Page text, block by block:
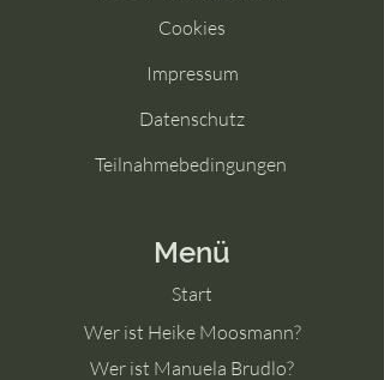
Cookies
Impressum
Datenschutz
Teilnahmebedingungen
Menü
Start
Wer ist Heike Moosmann?
Wer ist Manuela Brudlo?